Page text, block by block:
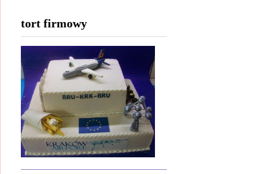
tort firmowy